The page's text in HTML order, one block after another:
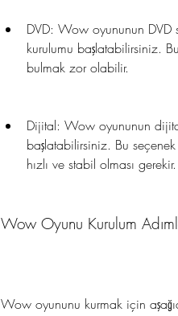
DVD: Wow oyununun DVD
kurulumu başlatabilirsiniz.
bulmak zor olabilir.
Dijital: Wow oyununun
başlatabilirsiniz. Bu
hızlı ve stabil olması gerekir.
Wow Oyunu Kurulum
Wow oyununu kurmak için